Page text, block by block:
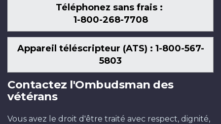
Téléphonez sans frais :
1-800-268-7708
Appareil téléscripteur (ATS) : 1-800-567-
5803
Contactez l'Ombudsman des
vétérans
Vous avez le droit d'être traité avec respect, dignité,